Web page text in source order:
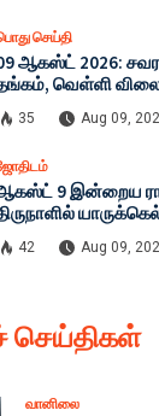
செய்தி
ஆகஸ்ட் 2026:
வெள்ளி
முழு நிலவரம்!
35 Aug 09,
9 இன்றைய
போகிறது?
42 Aug 09,
வானிலை